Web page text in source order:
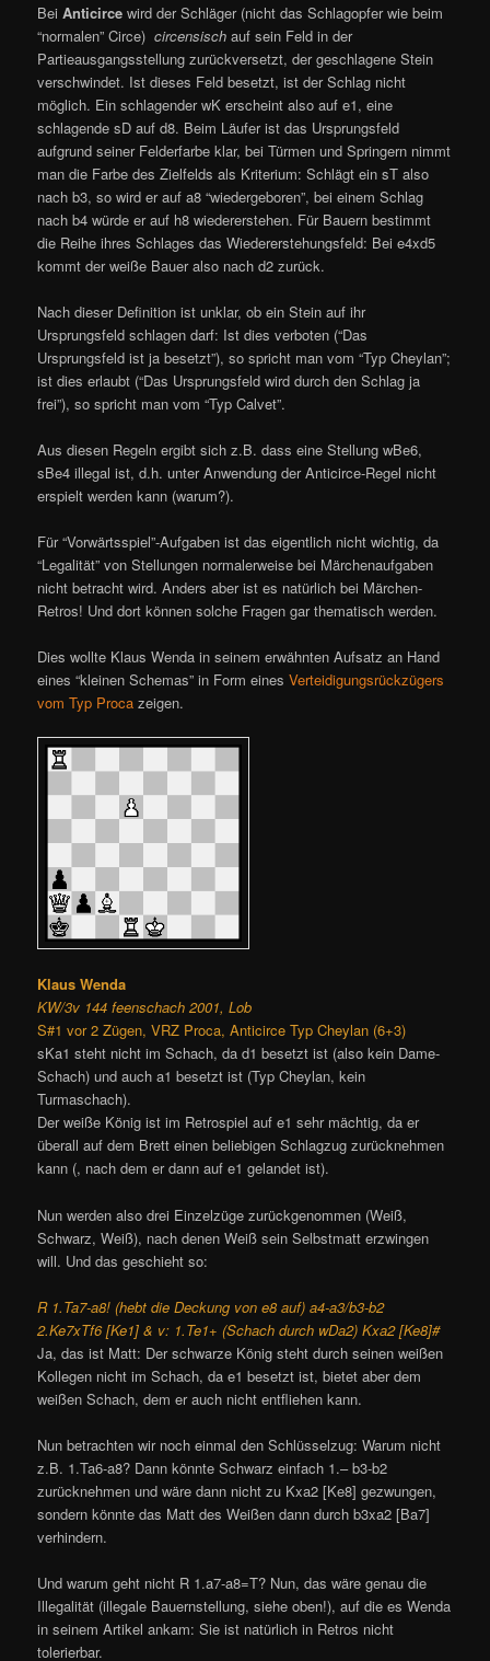
i
o
n
BeiAnticirce wird der Schläger (nicht das Schlagopfer wie beim
“normalen” Circe)circensisch auf sein Feld in der
Partieausgangsstellung zurückversetzt, der geschlagene Stein
verschwindet. Ist dieses Feld besetzt, ist der Schlag nicht
möglich. Ein schlagender wK erscheint also auf e1, eine
schlagende sD auf d8. Beim Läufer ist das Ursprungsfeld
aufgrund seiner Felderfarbe klar, bei Türmen und Springern nimmt
man die Farbe des Zielfelds als Kriterium: Schlägt ein sT also
nach b3, so wird er auf a8 “wiedergeboren”, bei einem Schlag
nach b4 würde er auf h8 wiedererstehen. Für Bauern bestimmt
die Reihe ihres Schlages das Wiedererstehungsfeld: Bei e4xd5
kommt der weiße Bauer also nach d2 zurück.
Nach dieser Definition ist unklar, ob ein Stein auf ihr
Ursprungsfeld schlagen darf: Ist dies verboten (“Das
Ursprungsfeld ist ja besetzt”), so spricht man vom “Typ Cheylan”;
ist dies erlaubt (“Das Ursprungsfeld wird durch den Schlag ja
frei”), so spricht man vom “Typ Calvet”.
Aus diesen Regeln ergibt sich z.B. dass eine Stellung wBe6,
sBe4 illegal ist, d.h. unter Anwendung der Anticirce-Regel nicht
erspielt werden kann (warum?).
Für “Vorwärtsspiel”-Aufgaben ist das eigentlich nicht wichtig, da
“Legalität” von Stellungen normalerweise bei Märchenaufgaben
nicht betracht wird. Anders aber ist es natürlich bei Märchen-
Retros! Und dort können solche Fragen gar thematisch werden.
Dies wollte Klaus Wenda in seinem erwähnten Aufsatz an Hand
eines “kleinen Schemas” in Form einesVerteidigungsrückzügers
vom Typ Proca zeigen.
Klaus Wenda
KW/3v 144 feenschach 2001, Lob
S#1 vor 2 Zügen, VRZ Proca, Anticirce Typ Cheylan (6+3)
sKa1 steht nicht im Schach, da d1 besetzt ist (also kein Dame-
Schach) und auch a1 besetzt ist (Typ Cheylan, kein
Turmaschach).
Der weiße König ist im Retrospiel auf e1 sehr mächtig, da er
überall auf dem Brett einen beliebigen Schlagzug zurücknehmen
kann (, nach dem er dann auf e1 gelandet ist).
Nun werden also drei Einzelzüge zurückgenommen (Weiß,
Schwarz, Weiß), nach denen Weiß sein Selbstmatt erzwingen
will. Und das geschieht so:
R 1.Ta7-a8! (hebt die Deckung von e8 auf) a4-a3/b3-b2
2.Ke7xTf6 [Ke1] & v: 1.Te1+ (Schach durch wDa2) Kxa2 [Ke8]#
Ja, das ist Matt: Der schwarze König steht durch seinen weißen
Kollegen nicht im Schach, da e1 besetzt ist, bietet aber dem
weißen Schach, dem er auch nicht entfliehen kann.
Nun betrachten wir noch einmal den Schlüsselzug: Warum nicht
z.B. 1.Ta6-a8? Dann könnte Schwarz einfach 1.– b3-b2
zurücknehmen und wäre dann nicht zu Kxa2 [Ke8] gezwungen,
sondern könnte das Matt des Weißen dann durch b3xa2 [Ba7]
verhindern.
Und warum geht nicht R 1.a7-a8=T? Nun, das wäre genau die
Illegalität (illegale Bauernstellung, siehe oben!), auf die es Wenda
in seinem Artikel ankam: Sie ist natürlich in Retros nicht
tolerierbar.